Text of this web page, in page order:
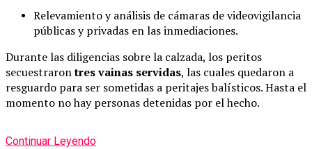
Relevamiento y análisis de cámaras de videovigilancia
públicas y privadas en las inmediaciones.
Durante las diligencias sobre la calzada, los peritos
secuestrarontres vainas servidas, las cuales quedaron a
resguardo para ser sometidas a peritajes balísticos. Hasta el
momento no hay personas detenidas por el hecho.
Continuar Leyendo